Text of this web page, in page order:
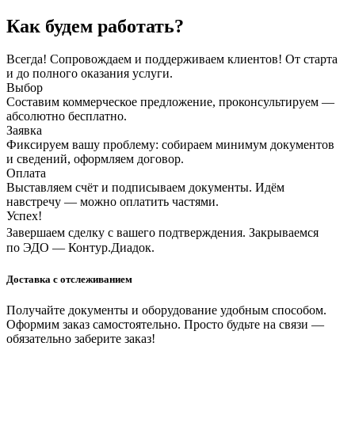
Как будем работать?
Всегда! Сопровождаем и поддерживаем клиентов! От старта
и до полного оказания услуги.
Выбор
Составим коммерческое предложение, проконсультируем —
абсолютно бесплатно.
Заявка
Фиксируем вашу проблему: собираем минимум документов
и сведений, оформляем договор.
Оплата
Выставляем счёт и подписываем документы. Идём
навстречу — можно оплатить частями.
Успех!
Завершаем сделку с вашего подтверждения. Закрываемся
по ЭДО — Контур.Диадок.
Доставка с отслеживанием
Получайте документы и оборудование удобным способом.
Оформим заказ самостоятельно. Просто будьте на связи —
обязательно заберите заказ!